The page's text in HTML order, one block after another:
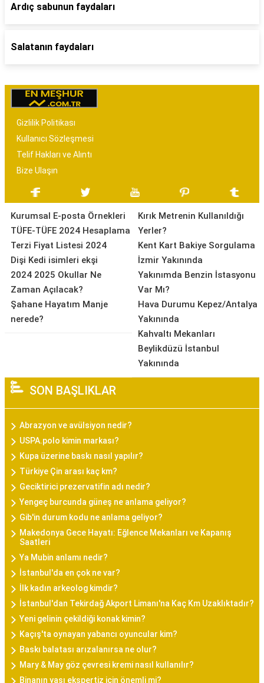
Ardıç sabunun faydaları
Salatanın faydaları
Gizlilik Politikası
Kullanıcı Sözleşmesi
Telif Hakları ve Alıntı
Bize Ulaşın
Kurumsal E-posta Örnekleri
TÜFE-TÜFE 2024 Hesaplama
Terzi Fiyat Listesi 2024
Dişi Kedi isimleri ekşi
2024 2025 Okullar Ne
Zaman Açılacak?
Şahane Hayatım Manje
nerede?
Kırık Metrenin Kullanıldığı
Yerler?
Kent Kart Bakiye Sorgulama
İzmir Yakınında
Yakınımda Benzin İstasyonu
Var Mı?
Hava Durumu Kepez/Antalya
Yakınında
Kahvaltı Mekanları
Beylikdüzü İstanbul
Yakınında
SON BAŞLIKLAR
Abrazyon ve avülsiyon nedir?
USPA.polo kimin markası?
Kupa üzerine baskı nasıl yapılır?
Türkiye Çin arası kaç km?
Geciktirici prezervatifin adı nedir?
Yengeç burcunda güneş ne anlama geliyor?
Gib'in durum kodu ne anlama geliyor?
Makedonya Gece Hayatı: Eğlence Mekanları ve Kapanış
Saatleri
Ya Mubin anlamı nedir?
İstanbul'da en çok ne var?
İlk kadın arkeolog kimdir?
İstanbul'dan Tekirdağ Akport Limanı'na Kaç Km Uzaklıktadır?
Yeni gelinin çekildiği konak kimin?
Kaçış'ta oynayan yabancı oyuncular kim?
Baskı balatası arızalanırsa ne olur?
Mary & May göz çevresi kremi nasıl kullanılır?
Binanın yaşı ekspertiz için önemli mi?